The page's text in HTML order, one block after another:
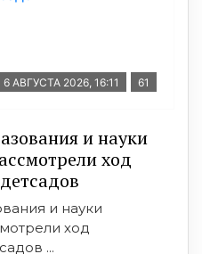
6 АВГУСТА 2026, 16:11 61
и науки
ход
и науки
ход
...